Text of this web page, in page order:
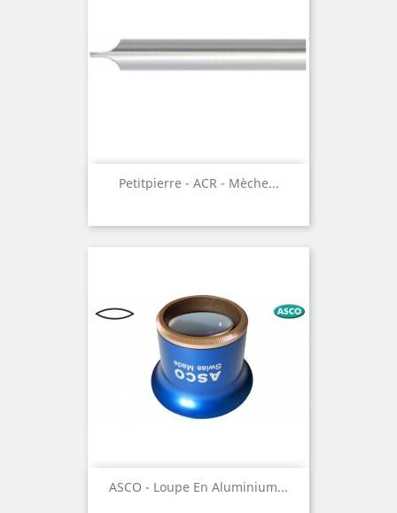
Petitpierre - ACR - Mèche...
ASCO - Loupe En Aluminium...